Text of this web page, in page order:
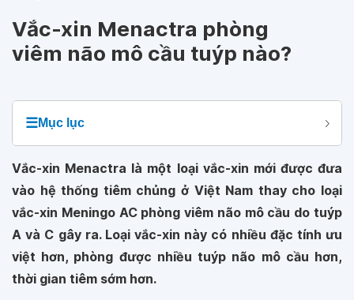
Vắc-xin Menactra phòng
viêm não mô cầu tuýp nào?
☰Mục lục
Vắc-xin Menactra là một loại vắc-xin mới được đưa
vào hệ thống tiêm chủng ở Việt Nam thay cho loại
vắc-xin Meningo AC phòng viêm não mô cầu do tuýp
A và C gây ra. Loại vắc-xin này có nhiều đặc tính ưu
việt hơn, phòng được nhiều tuýp não mô cầu hơn,
thời gian tiêm sớm hơn.